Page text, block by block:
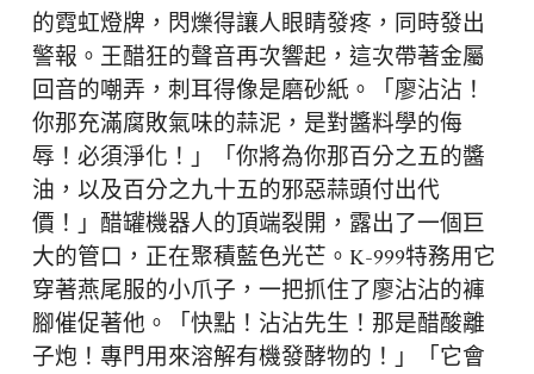
的霓虹燈牌，閃爍得讓人眼睛發疼，同時發出
警報。王醋狂的聲音再次響起，這次帶著金屬
回音的嘲弄，刺耳得像是磨砂紙。「廖沾沾！
你那充滿腐敗氣味的蒜泥，是對醬料學的侮
辱！必須淨化！」「你將為你那百分之五的醬
油，以及百分之九十五的邪惡蒜頭付出代
價！」醋罐機器人的頂端裂開，露出了一個巨
大的管口，正在聚積藍色光芒。K-999特務用它
穿著燕尾服的小爪子，一把抓住了廖沾沾的褲
腳催促著他。「快點！沾沾先生！那是醋酸離
子炮！專門用來溶解有機發酵物的！」「它會